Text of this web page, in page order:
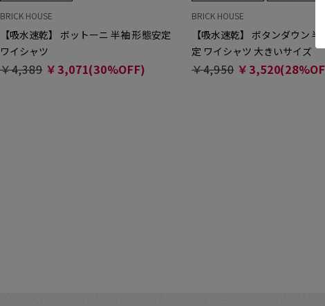
BRICK HOUSE
【吸水速乾】 ボットーニ 半袖 形態安定
ワイシャツ
￥4,389 ￥3,071(30%OFF)
BRICK HOUSE
【吸水速乾】 ボタンダウン
定 ワイシャツ 大きいサイズ
￥4,950 ￥